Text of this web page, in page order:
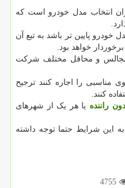
انتخاب مدل خودرو است که
پایین تر باشد به تبع آن
خواهد بود.
مجالس و محافل مختلف شرکت
را اجاره کنند ترجیح
کنند.
راننده یا هر یک از شهرهای
این شرایط حتما توجه داشته
4755